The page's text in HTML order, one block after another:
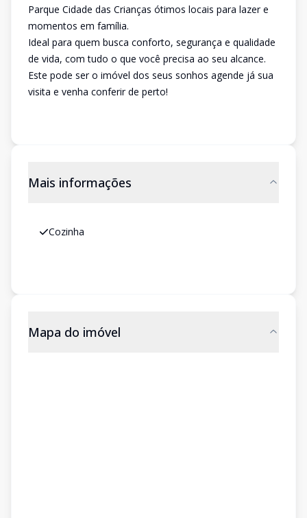
Parque Cidade das Crianças ótimos locais para lazer e
momentos em família.
Ideal para quem busca conforto, segurança e qualidade
de vida, com tudo o que você precisa ao seu alcance.
Este pode ser o imóvel dos seus sonhos agende já sua
visita e venha conferir de perto!
Mais informações
Cozinha
Mapa do imóvel